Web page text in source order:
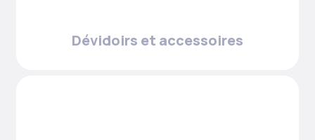
Dévidoirs et accessoires